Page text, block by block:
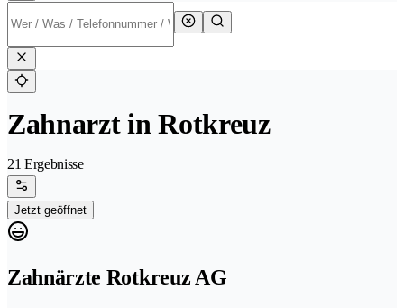
Zahnarzt in Rotkreuz
21 Ergebnisse
Jetzt geöffnet
Zahnärzte Rotkreuz AG